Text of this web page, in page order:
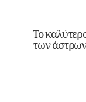
Το
των